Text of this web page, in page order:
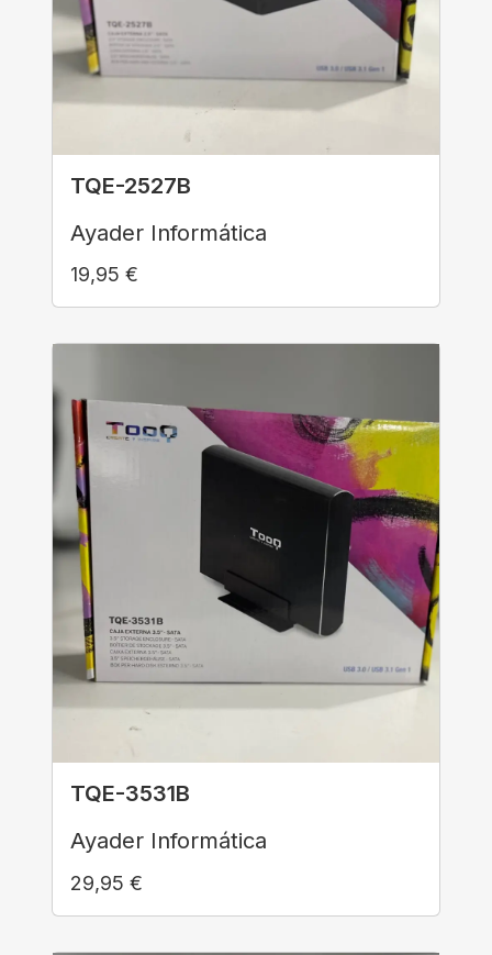
TQE-2527B
Ayader Informática
19,95€
TQE-3531B
Ayader Informática
29,95€